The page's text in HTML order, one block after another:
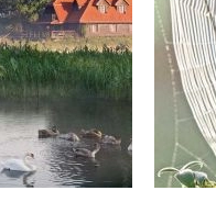
KRAJOBRAZ
RĘKODZIEŁO
RZEMIOSŁO